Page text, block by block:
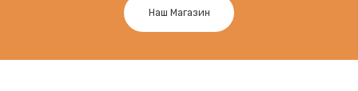
Наш Магазин